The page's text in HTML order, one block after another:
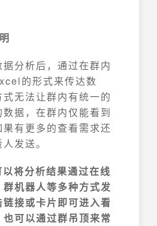
分析后，通过在群内
的形式来传达数
无法让群内有统一的
据，在群内仅能看到
有更多的查看需求还
发送。
将分析结果通过在线
机器人等多种方式发
接或卡片即可进入看
可以通过群吊顶来常